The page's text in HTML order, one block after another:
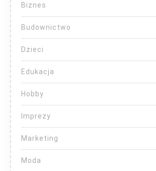
Biznes
Budownictwo
Dzieci
Edukacja
Hobby
Imprezy
Marketing
Moda